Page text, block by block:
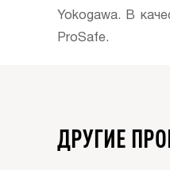
Yokogawa. В
ProSafe.
ДРУГИЕ